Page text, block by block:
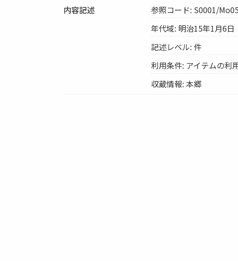
内容記述
参照コード: S0001/
年代域: 明治15年1月6日
記述レベル: 件
利用条件: アイテムの利
収蔵情報: 本郷